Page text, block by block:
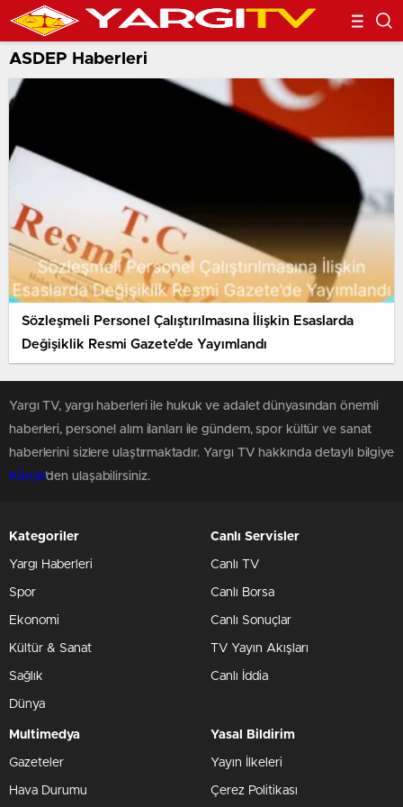
ASDEP Haberleri
Sözleşmeli Personel Çalıştırılmasına İlişkin Esaslarda
Değişiklik Resmi Gazete’de Yayımlandı
Yargı TV, yargı haberleri ile hukuk ve adalet dünyasından önemli
haberleri, personel alım ilanları ile gündem, spor kültür ve sanat
haberlerini sizlere ulaştırmaktadır. Yargı TV hakkında detaylı bilgiye
Künye'den ulaşabilirsiniz.
Kategoriler
Yargı Haberleri
Spor
Ekonomi
Kültür & Sanat
Sağlık
Dünya
Canlı Servisler
Canlı TV
Canlı Borsa
Canlı Sonuçlar
TV Yayın Akışları
Canlı İddia
Multimedya
Gazeteler
Hava Durumu
Yasal Bildirim
Yayın İlkeleri
Çerez Politikası